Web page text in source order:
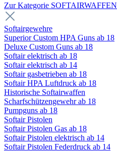
Zur Kategorie SOFTAIRWAFFEN
Softairgewehre
Superior Custom HPA Guns ab 18
Deluxe Custom Guns ab 18
Softair elektrisch ab 18
Softair elektrisch ab 14
Softair gasbetrieben ab 18
Softair HPA Luftdruck ab 18
Historische Softairwaffen
Scharfschützengewehr ab 18
Pumpguns ab 18
Softair Pistolen
Softair Pistolen Gas ab 18
Softair Pistolen elektrisch ab 14
Softair Pistolen Federdruck ab 14